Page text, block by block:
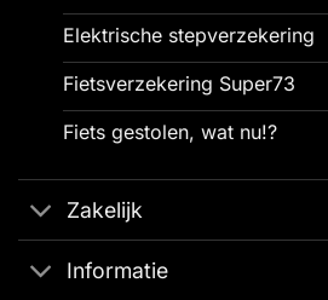
Elektrische stepverzekering
Fietsverzekering Super73
Fiets gestolen, wat nu!?
Zakelijk
Informatie